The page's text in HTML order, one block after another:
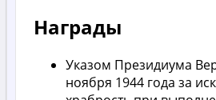
Награды
Указом Президиума
ноября 1944 года за